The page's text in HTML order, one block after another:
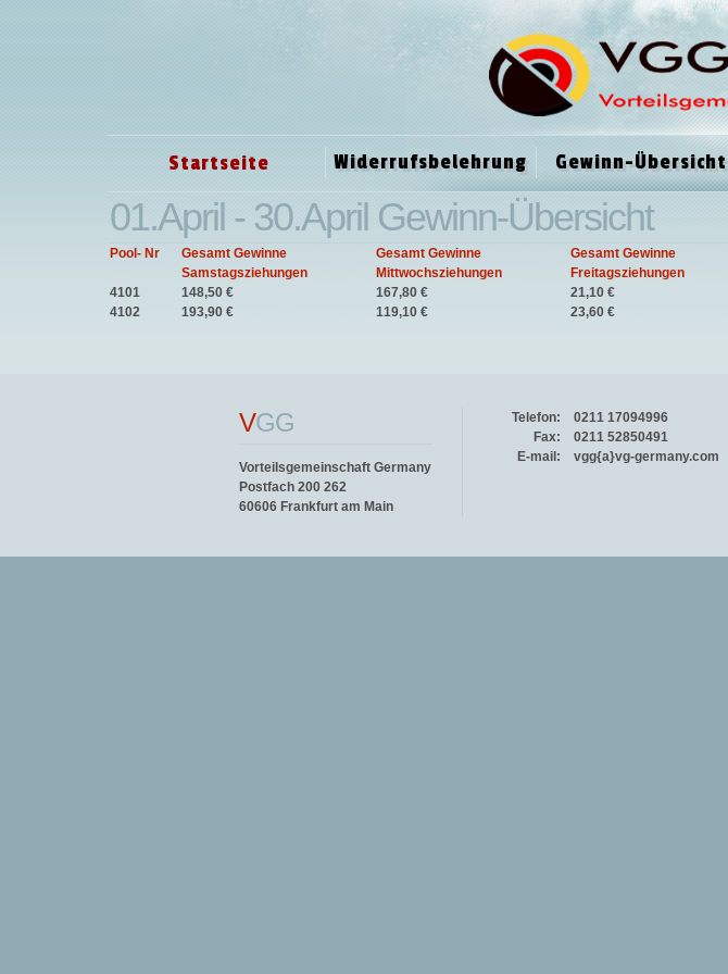
Startseite Widerrufsbelehrung Gewinn-Übersicht
01.April - 30.April Gewinn-Übersicht
Pool- Nr
Gesamt Gewinne
Samstagsziehungen
Gesamt Gewinne
Mittwochsziehungen
Gesamt Gewinne
Freitagsziehungen
4101
148,50 € 167,80 € 21,10 €
4102
193,90 € 119,10 € 23,60 €
VGG
Vorteilsgemeinschaft Germany
Postfach 200 262
60606 Frankfurt am Main
Telefon:
0211 17094996
Fax:
0211 52850491
E-mail:
vgg{a}vg-germany.com